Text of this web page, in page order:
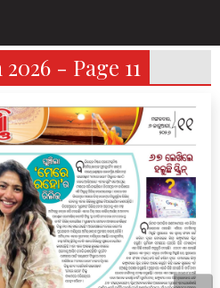
- Page 11